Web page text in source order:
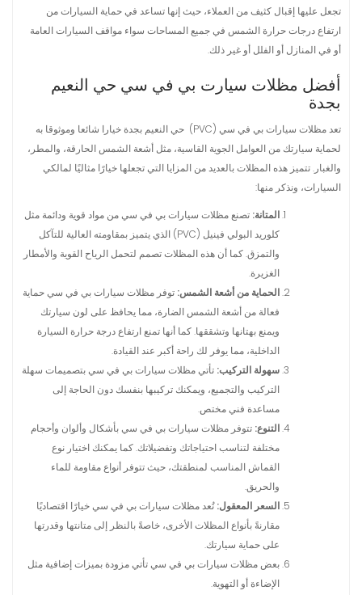
تجعل عليها إقبال كثيف من العملاء، حيث إنها تساعد في حماية السيارات من
ارتفاع درجات حرارة الشمس في جميع المساحات سواء مواقف السيارات العامة
أو في المنازل أو الفلل أو غير ذلك.
أفضل مظلات سيارت بي في سي حي النعيم
بجدة
تعد مظلات سيارات بي في سي (PVC) حي النعيم بجدة خيارا شائعا وموثوقا به
لحماية سيارتك من العوامل الجوية القاسية، مثل أشعة الشمس الحارقة، والمطر،
والغبار. تتميز هذه المظلات بالعديد من المزايا التي تجعلها خيارًا مثاليًا لمالكي
السيارات، ونذكر منها:
المتانة: تصنع مظلات سيارات بي في سي من مواد قوية ودائمة مثل
كلوريد البولي فينيل (PVC) الذي يتميز بمقاومته العالية للتآكل
والتمزق. كما أن هذه المظلات تصمم لتحمل الرياح القوية والأمطار
الغزيرة.
الحماية من أشعة الشمس: توفر مظلات سيارات بي في سي حماية
فعالة من أشعة الشمس الضارة، مما يحافظ على لون سيارتك
ويمنع بهتانها وتشققها. كما أنها تمنع ارتفاع درجة حرارة السيارة
الداخلية، مما يوفر لك راحة أكبر عند القيادة.
سهولة التركيب: تأتي مظلات سيارات بي في سي بتصميمات سهلة
التركيب والتجميع، ويمكنك تركيبها بنفسك دون الحاجة إلى
مساعدة فني مختص.
التنوع: تتوفر مظلات سيارات بي في سي بأشكال وألوان وأحجام
مختلفة لتناسب احتياجاتك وتفضيلاتك. كما يمكنك اختيار نوع
القماش المناسب لمنطقتك، حيث تتوفر أنواع مقاومة للماء
والحريق.
السعر المعقول:تُعد مظلات سيارات بي في سي خيارًا اقتصاديًا
مقارنةً بأنواع المظلات الأخرى، خاصةً بالنظر إلى متانتها وقدرتها
على حماية سيارتك.
بعض مظلات سيارات بي في سي تأتي مزودة بميزات إضافية مثل
الإضاءة أو التهوية.